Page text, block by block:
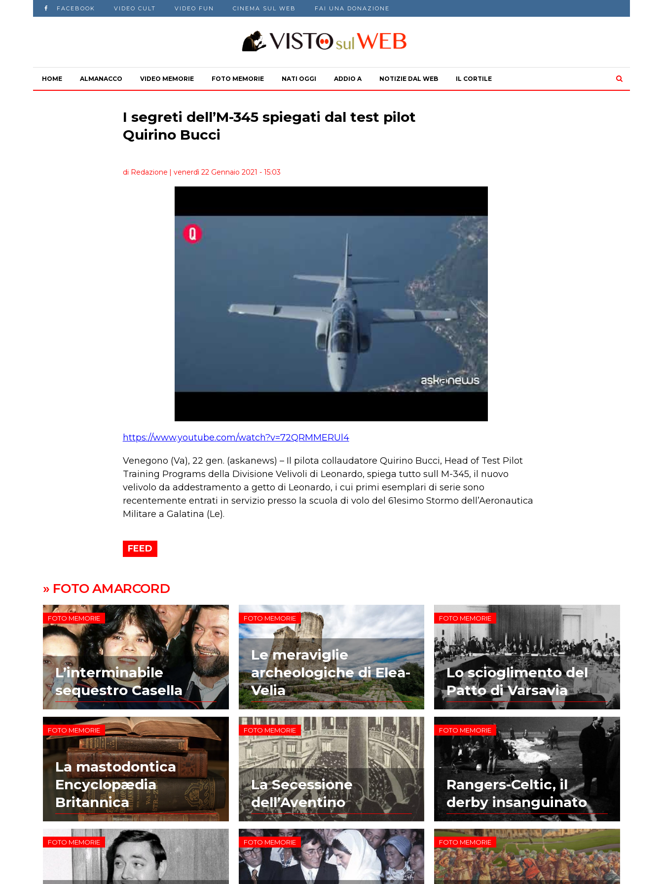
FACEBOOK VIDEO CULT VIDEO FUN CINEMA SUL WEB FAI UNA DONAZIONE
HOME ALMANACCO VIDEO MEMORIE FOTO MEMORIE NATI OGGI ADDIO A NOTIZIE DAL WEB IL CORTILE
I segreti dell’M-345 spiegati dal test pilot
Quirino Bucci
di Redazione | venerdì 22 Gennaio 2021 - 15:03
https://www.youtube.com/watch?v=72QRMMERUl4
Venegono (Va), 22 gen. (askanews) – Il pilota collaudatore Quirino Bucci, Head of Test Pilot
Training Programs della Divisione Velivoli di Leonardo, spiega tutto sull M-345, il nuovo
velivolo da addestramento a getto di Leonardo, i cui primi esemplari di serie sono
recentemente entrati in servizio presso la scuola di volo del 61esimo Stormo dell’Aeronautica
Militare a Galatina (Le).
FEED
» FOTO AMARCORD
FOTO MEMORIE
L’interminabile
sequestro Casella
FOTO MEMORIE
Le meraviglie
archeologiche di Elea-
Velia
FOTO MEMORIE
Lo scioglimento del
Patto di Varsavia
FOTO MEMORIE
La mastodontica
Encyclopædia
Britannica
FOTO MEMORIE
La Secessione
dell’Aventino
FOTO MEMORIE
Rangers-Celtic, il
derby insanguinato
FOTO MEMORIE FOTO MEMORIE FOTO MEMORIE